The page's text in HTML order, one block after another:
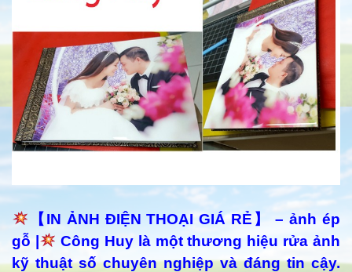
【IN ẢNH ĐIỆN THOẠI GIÁ RẺ】 – ảnh ép
gỗ |
Công Huy là một thương hiệu rửa ảnh
kỹ thuật số chuyên nghiệp và đáng tin cậy.